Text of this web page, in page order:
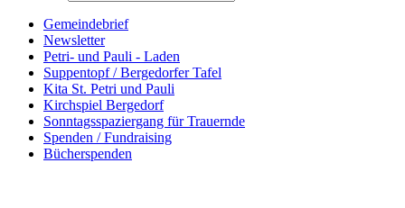
Gemeindebrief
Newsletter
Petri- und Pauli - Laden
Suppentopf / Bergedorfer Tafel
Kita St. Petri und Pauli
Kirchspiel Bergedorf
Sonntagsspaziergang für Trauernde
Spenden / Fundraising
Bücherspenden